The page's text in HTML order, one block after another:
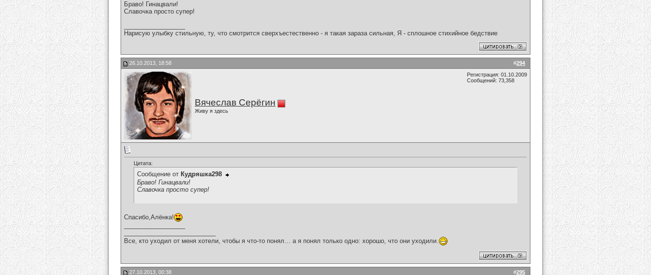
Браво! Гинацвали!
Славочка просто супер!
Нарисую улыбку стильную, ту, что смотрится сверхъестественно - я такая зараза сильная, Я - сплошное стихийное бедствие
#294
26.10.2013, 18:58
Вячеслав Серёгин
Живу я здесь
Регистрация: 01.10.2009
Сообщений: 73,358
Цитата:
Сообщение от Кудряшка298
Браво! Гинацвали!
Славочка просто супер!
Спасибо,Алёнка!
Все, кто уходил от меня хотели, чтобы я что-то понял… а я понял только одно: хорошо, что они уходили.
#295
27.10.2013, 00:38